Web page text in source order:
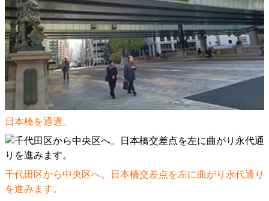
日本橋を通過。
千代田区から中央区へ。日本橋交差点を左に曲がり永代通り
を進みます。